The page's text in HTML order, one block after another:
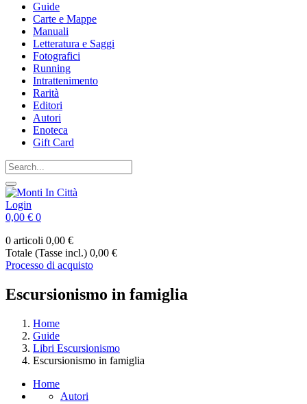
Guide
Carte e Mappe
Manuali
Letteratura e Saggi
Fotografici
Running
Intrattenimento
Rarità
Editori
Autori
Enoteca
Gift Card
Login
0,00 € 0
0 articoli 0,00 €
Totale (Tasse incl.) 0,00 €
Processo di acquisto
Escursionismo in famiglia
Home
Guide
Libri Escursionismo
Escursionismo in famiglia
Home
Autori